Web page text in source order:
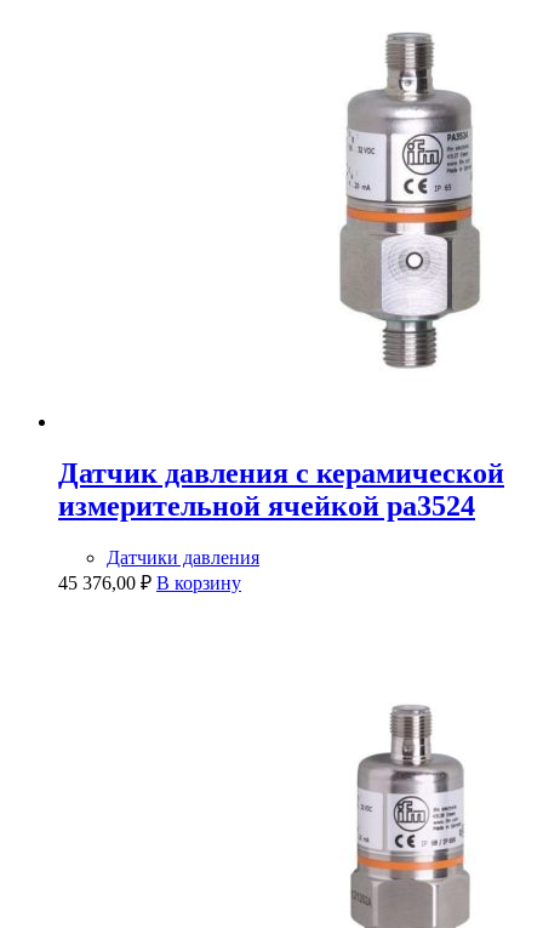
Датчик давления с керамической
измерительной ячейкой pa3524
Датчики давления
45 376,00 ₽ В корзину